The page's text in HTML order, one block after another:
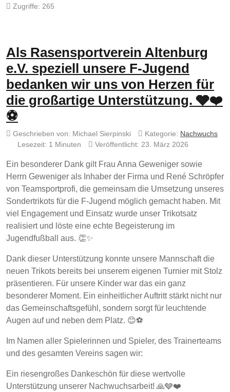
Zugriffe: 265
Als Rasensportverein Altenburg
e.V. speziell unsere F-Jugend
bedanken wir uns von Herzen für
die großartige Unterstützung. 🩶❤️
⚽
Geschrieben von: Michael Sierpinski Kategorie: Nachwuchs
Lesezeit: 1 Minuten
Veröffentlicht: 23. März 2026
Ein besonderer Dank gilt Frau Anna Geweniger sowie
Herrn Geweniger als Inhaber der Firma und René Schröpfer
von Teamsportprofi, die gemeinsam die Umsetzung unseres
Sondertrikots für die F-Jugend möglich gemacht haben. Mit
viel Engagement und Einsatz wurde unser Trikotsatz
realisiert und löste eine echte Begeisterung im
Jugendfußball aus. 👏✨
Dank dieser Unterstützung konnte unsere Mannschaft die
neuen Trikots bereits bei unserem eigenen Turnier mit Stolz
präsentieren. Für unsere Kinder war das ein ganz
besonderer Moment. Ein einheitlicher Auftritt stärkt nicht nur
das Gemeinschaftsgefühl, sondern sorgt für leuchtende
Augen auf und neben dem Platz. 😊⚽
Im Namen aller Spielerinnen und Spieler, des Trainerteams
und des gesamten Vereins sagen wir:
Ein riesengroßes Dankeschön für diese wertvolle
Unterstützung unserer Nachwuchsarbeit! 🙏🩶❤️